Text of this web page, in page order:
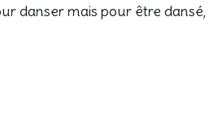
danser mais pour être dansé,